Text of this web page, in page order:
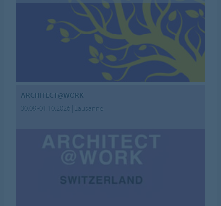
ARCHITECT@WORK
30.09.-01.10.2026 | Lausanne